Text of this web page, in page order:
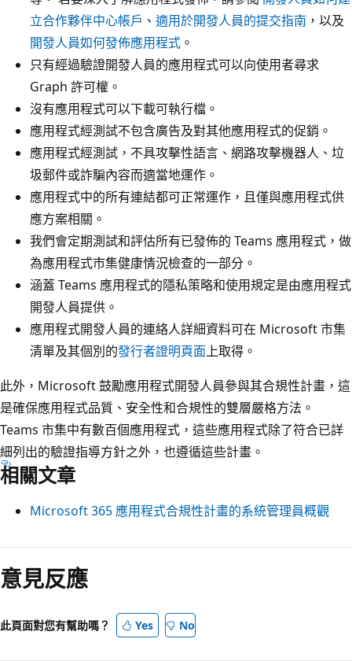
立合作夥伴中心帳戶 、 適用於開發人員的提交指南 ，以及
開發人員如何發佈應用程式 。
只有經過驗證開發人員的應用程式可以向使用者尋求
Graph 許可權。
沒有應用程式可以下載可執行檔。
應用程式經測試不包含廣告及對其他應用程式的促銷。
應用程式經測試，不具攻擊性語言、網路攻擊機器人、垃
圾郵件或詐騙內容而適當地運作。
應用程式中的所有連結都可正常運作，且僅與應用程式供
應方案相關。
我們會定期測試和評估所有已發佈的 Teams 應用程式，做
為應用程式市集健康情況檢查的一部分。
涵蓋 Teams 應用程式的隱私策略和使用規定是由應用程式
開發人員提供。
應用程式開發人員的連絡人詳細資料可在 Microsoft 市集
清單及其個別的發行者證明頁面上取得。
此外，Microsoft 鼓勵應用程式開發人員參與其合規性計畫，這
是確保應用程式品質、安全性和合規性的雙層嚴格方法。
Teams 市集中有數百個應用程式，這些應用程式除了符合已詳
細列出的驗證指導方針之外，也遵循這些計畫。
相關文章
Microsoft 365 應用程式合規性計畫的系統管理員概觀
閱
讀
模
已
意見反應
此頁面對您有幫助嗎？ Yes No